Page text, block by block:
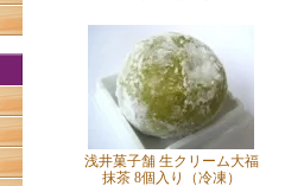
浅井菓子舗 生クリーム大福
抹茶 8個入り（冷凍）